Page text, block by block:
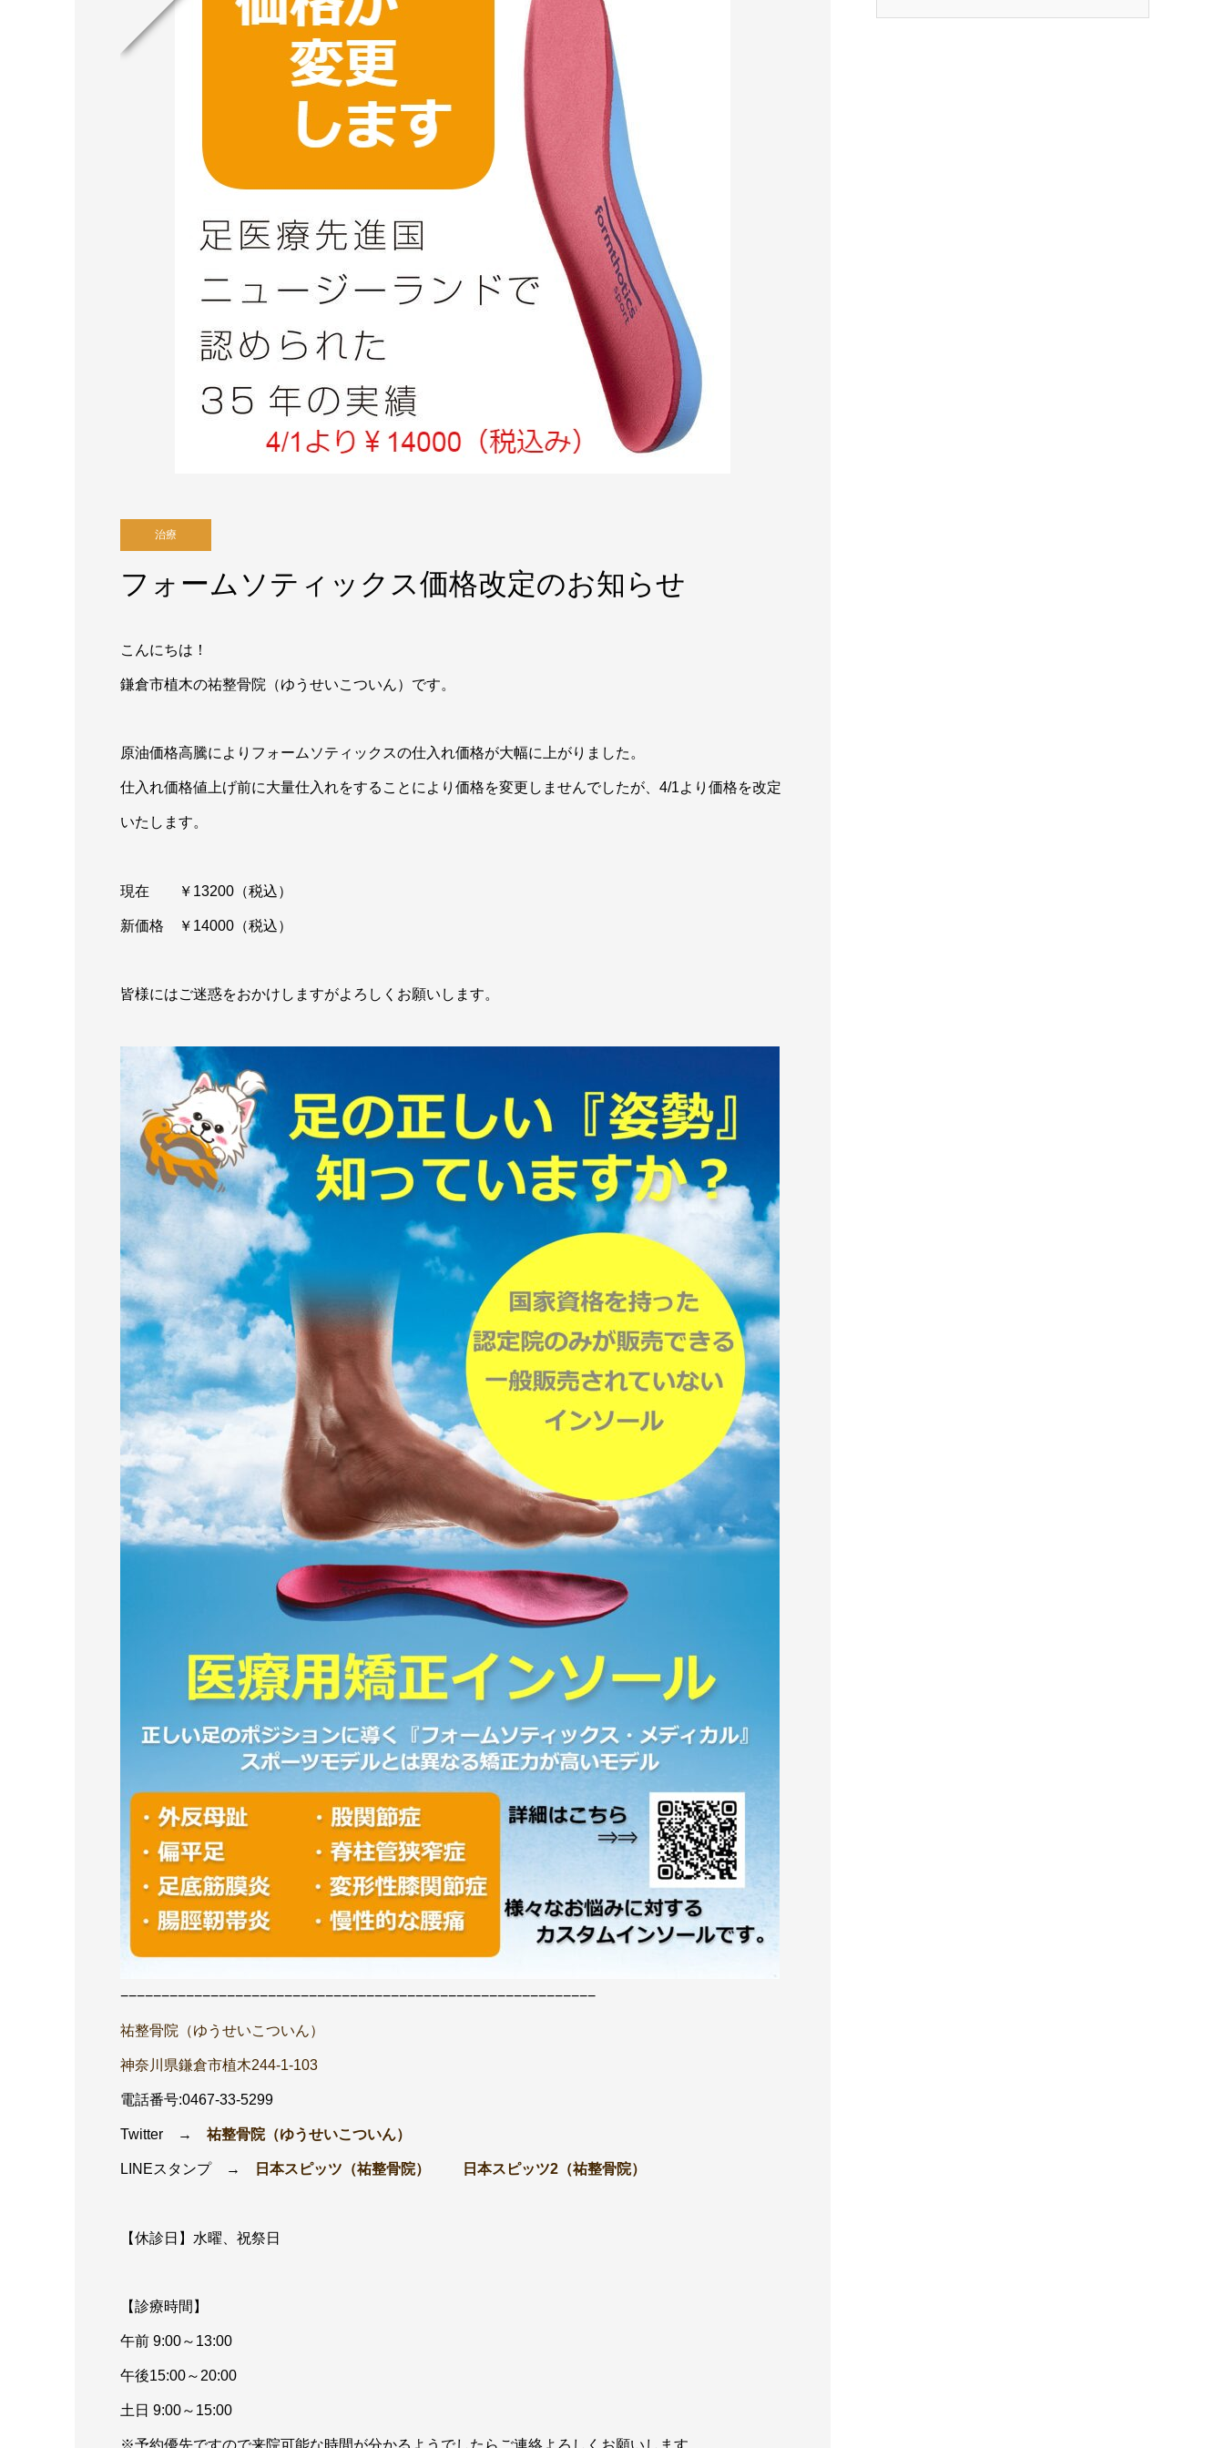
治療
フォームソティックス価格改定のお知らせ
こんにちは！
鎌倉市植木の祐整骨院（ゆうせいこついん）です。
原油価格高騰によりフォームソティックスの仕入れ価格が大幅に上がりました。
仕入れ価格値上げ前に大量仕入れをすることにより価格を変更しませんでしたが、4/1より価格を改定
いたします。
現在 ￥13200（税込）
新価格 ￥14000（税込）
皆様にはご迷惑をおかけしますがよろしくお願いします。
−−−−−−−−−−−−−−−−−−−−−−−−−−−−−−−−−−−−−−−−−−−−−−−−−−−−−−−−−−
祐整骨院（ゆうせいこついん）
神奈川県鎌倉市植木244-1-103
電話番号:0467-33-5299
Twitter → 祐整骨院（ゆうせいこついん）
LINEスタンプ → 日本スピッツ（祐整骨院） 日本スピッツ2（祐整骨院）
【休診日】水曜、祝祭日
【診療時間】
午前 9:00～13:00
午後15:00～20:00
土日 9:00～15:00